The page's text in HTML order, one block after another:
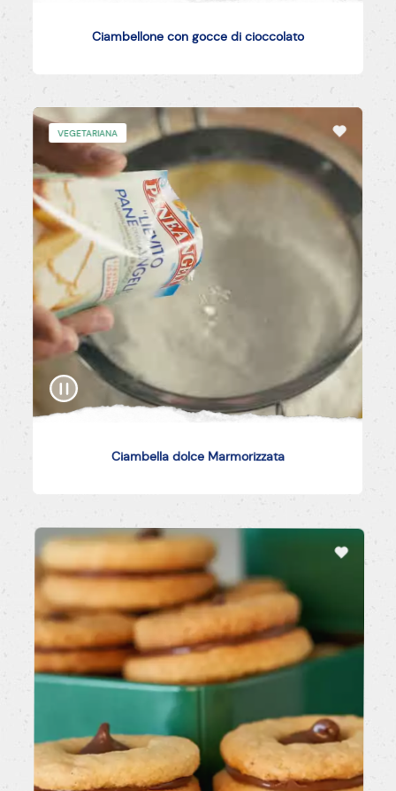
Ciambellone con gocce di cioccolato
VEGETARIANA
Ciambella dolce Marmorizzata